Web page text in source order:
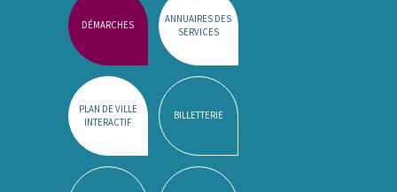
DÉMARCHES
ANNUAIRES DES
SERVICES
PLAN DE VILLE
INTERACTIF
BILLETTERIE